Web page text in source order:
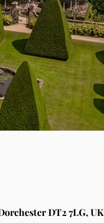
DT2 7LG, UK